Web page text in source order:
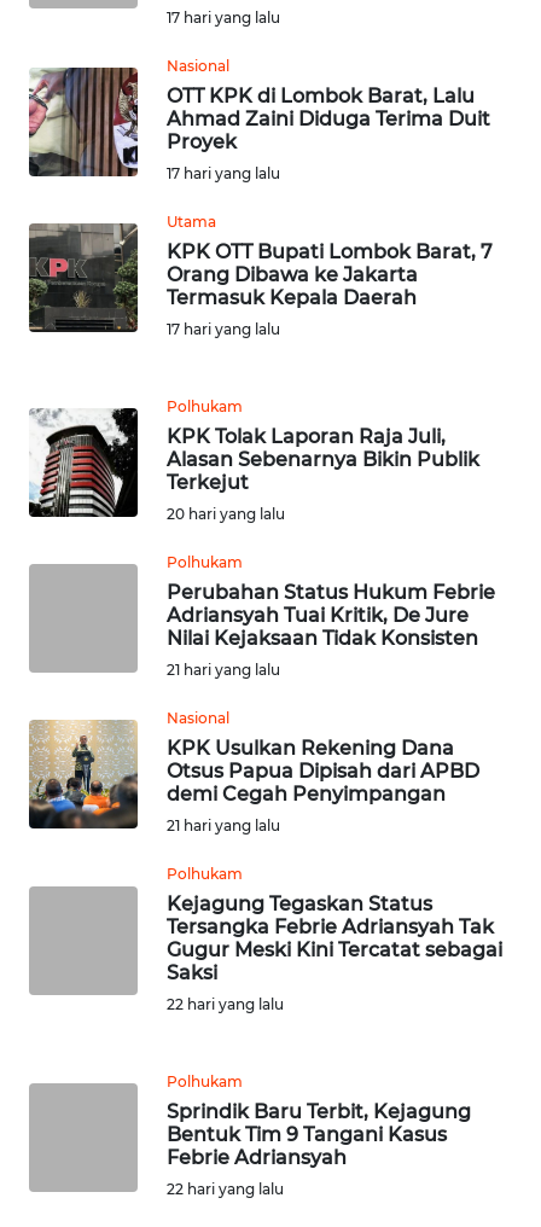
17 hari yang lalu
Nasional
OTT KPK di Lombok Barat, Lalu
Ahmad Zaini Diduga Terima Duit
Proyek
17 hari yang lalu
Utama
KPK OTT Bupati Lombok Barat, 7
Orang Dibawa ke Jakarta
Termasuk Kepala Daerah
17 hari yang lalu
Polhukam
KPK Tolak Laporan Raja Juli,
Alasan Sebenarnya Bikin Publik
Terkejut
20 hari yang lalu
Polhukam
Perubahan Status Hukum Febrie
Adriansyah Tuai Kritik, De Jure
Nilai Kejaksaan Tidak Konsisten
21 hari yang lalu
Nasional
KPK Usulkan Rekening Dana
Otsus Papua Dipisah dari APBD
demi Cegah Penyimpangan
21 hari yang lalu
Polhukam
Kejagung Tegaskan Status
Tersangka Febrie Adriansyah Tak
Gugur Meski Kini Tercatat sebagai
Saksi
22 hari yang lalu
Polhukam
Sprindik Baru Terbit, Kejagung
Bentuk Tim 9 Tangani Kasus
Febrie Adriansyah
22 hari yang lalu
WN
TAPANULI
TENGAH
SERDANG
WN
TEBING
WN
PAKPAK
WN
KARAWANG
WN
WN
DEPOK
SAMOSIR
PADANG
SUMEDANG